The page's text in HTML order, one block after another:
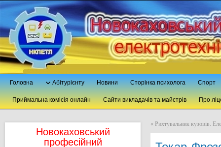
Головна Абітурієнту Новини Сторінка психолога Спорт
Приймальна комісія онлайн Сайти викладачів та майстрів Про
Новокаховський
професійний
« Рихтувальник кузовів.